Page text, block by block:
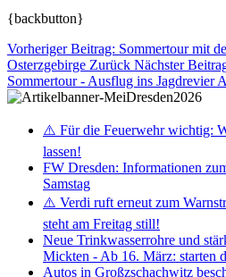
{backbutton}
Vorheriger Beitrag: Sommertour mit
Osterzgebirge Zurück Nächster
Sommertour - Ausflug ins Jagdrevier
⚠️ Für die Feuerwehr wichtig:
lassen!
FW Dresden: Informationen
Samstag
⚠️ Verdi ruft erneut zum
steht am Freitag still!
Neue Trinkwasserrohre und
Mickten - Ab 16. März: starten
Autos in Großzschachwitz